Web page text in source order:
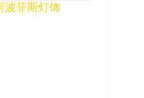
波菲斯灯饰